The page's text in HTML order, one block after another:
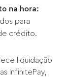
na hora:
para
crédito.
liquidação
InfinitePay,